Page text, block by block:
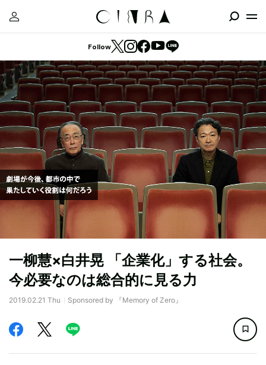
Follow
一柳慧×白井晃 「企業化」する社会。
今必要なのは総合的に見る力
2019.02.21 Thu Sponsored by 『Memory of Zero』